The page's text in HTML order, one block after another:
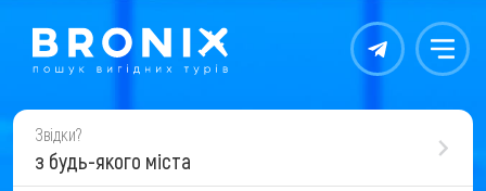
Контакты Меню
Звідки?
з будь-якого міста